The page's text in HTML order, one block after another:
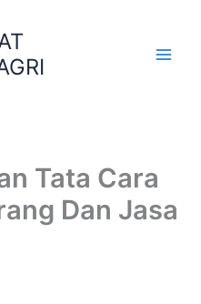
Tata Cara
Dan Jasa